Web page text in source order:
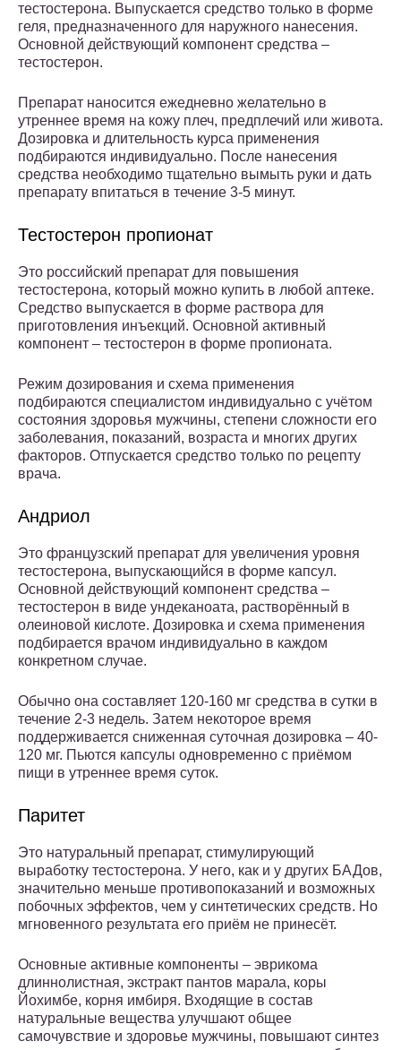
тестостерона. Выпускается средство только в форме
геля, предназначенного для наружного нанесения.
Основной действующий компонент средства –
тестостерон.
Препарат наносится ежедневно желательно в
утреннее время на кожу плеч, предплечий или живота.
Дозировка и длительность курса применения
подбираются индивидуально. После нанесения
средства необходимо тщательно вымыть руки и дать
препарату впитаться в течение 3-5 минут.
Тестостерон пропионат
Это российский препарат для повышения
тестостерона, который можно купить в любой аптеке.
Средство выпускается в форме раствора для
приготовления инъекций. Основной активный
компонент – тестостерон в форме пропионата.
Режим дозирования и схема применения
подбираются специалистом индивидуально с учётом
состояния здоровья мужчины, степени сложности его
заболевания, показаний, возраста и многих других
факторов. Отпускается средство только по рецепту
врача.
Андриол
Это французский препарат для увеличения уровня
тестостерона, выпускающийся в форме капсул.
Основной действующий компонент средства –
тестостерон в виде ундеканоата, растворённый в
олеиновой кислоте. Дозировка и схема применения
подбирается врачом индивидуально в каждом
конкретном случае.
Обычно она составляет 120-160 мг средства в сутки в
течение 2-3 недель. Затем некоторое время
поддерживается сниженная суточная дозировка – 40-
120 мг. Пьются капсулы одновременно с приёмом
пищи в утреннее время суток.
Паритет
Это натуральный препарат, стимулирующий
выработку тестостерона. У него, как и у других БАДов,
значительно меньше противопоказаний и возможных
побочных эффектов, чем у синтетических средств. Но
мгновенного результата его приём не принесёт.
Основные активные компоненты – эврикома
длиннолистная, экстракт пантов марала, коры
Йохимбе, корня имбиря. Входящие в состав
натуральные вещества улучшают общее
самочувствие и здоровье мужчины, повышают синтез